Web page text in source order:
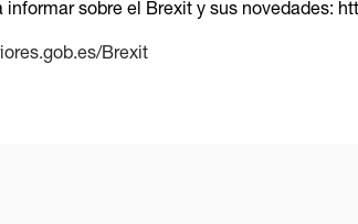
informar sobre el Brexit y sus novedades:
Brexit